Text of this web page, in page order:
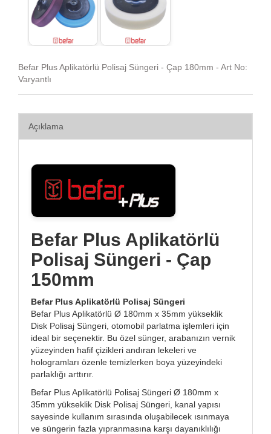
Befar Plus Aplikatörlü Polisaj Süngeri - Çap 180mm - Art No:
Varyantlı
Açıklama
Befar Plus Aplikatörlü
Polisaj Süngeri - Çap
150mm
Befar Plus Aplikatörlü Polisaj Süngeri
Befar Plus Aplikatörlü Ø 180mm x 35mm yükseklik
Disk Polisaj Süngeri, otomobil parlatma işlemleri için
ideal bir seçenektir. Bu özel sünger, arabanızın vernik
yüzeyinden hafif çizikleri andıran lekeleri ve
hologramları özenle temizlerken boya yüzeyindeki
parlaklığı arttırır.
Befar Plus Aplikatörlü Polisaj Süngeri Ø 180mm x
35mm yükseklik Disk Polisaj Süngeri, kanal yapısı
sayesinde kullanım sırasında oluşabilecek ısınmaya
ve süngerin fazla yıpranmasına karşı dayanıklılığı